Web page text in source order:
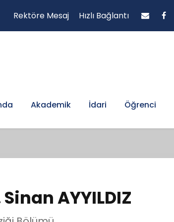
Rektöre Mesaj Hızlı Bağlantı
Akademik İdari Öğrenci
AYYILDIZ